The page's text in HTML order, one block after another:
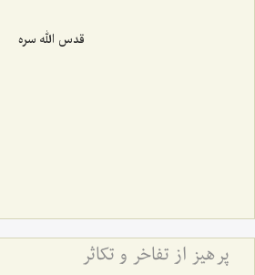
قدس الله سره
پرهیز از تفاخر و تكاثر